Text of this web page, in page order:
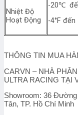
Nhiệt Độ
Hoạt Động
-20℃
-4°F đến
THÔNG TIN MUA
CARVN – NHÀ
ULTRA RACING TẠI
Showroom: 36
Tân, TP. Hồ Chí Minh